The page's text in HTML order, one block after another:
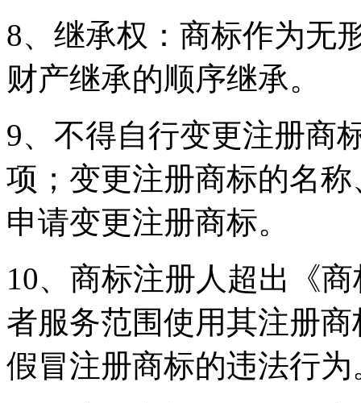
8、继承权：商标作为无
财产继承的顺序继承。
9、不得自行变更注册商
项；变更注册商标的名
申请变更注册商标。
10、商标注册人超出《
者服务范围使用其注册
假冒注册商标的违法行为